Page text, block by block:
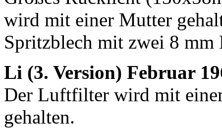
wird mit einer Mutter
Spritzblech mit zwei 8 mm
Li (3. Version) Februar
Der Luftfilter wird mit
gehalten.